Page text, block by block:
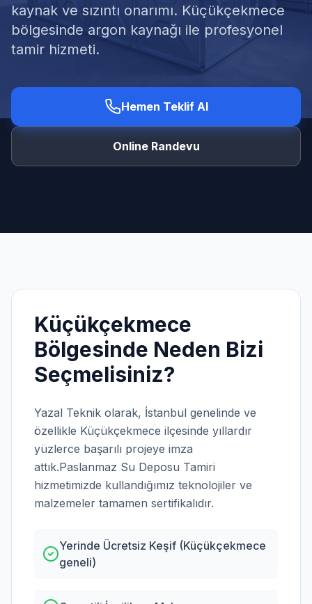
Ücretsiz Keşif Al
kaynak ve sızıntı onarımı. Küçükçekmece
bölgesinde argon kaynağı ile profesyonel
tamir hizmeti.
Hemen Teklif Al
Online Randevu
Küçükçekmece
Bölgesinde Neden Bizi
Seçmelisiniz?
Yazal Teknik olarak, İstanbul genelinde ve
özellikle Küçükçekmece ilçesinde yıllardır
yüzlerce başarılı projeye imza
attık.Paslanmaz Su Deposu Tamiri
hizmetimizde kullandığımız teknolojiler ve
malzemeler tamamen sertifikalıdır.
Yerinde Ücretsiz Keşif (Küçükçekmece
geneli)